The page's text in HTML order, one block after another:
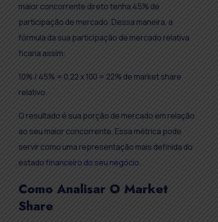
maior concorrente direto tenha 45% de
participação de mercado. Dessa maneira, a
fórmula da sua participação de mercado relativa
ficaria assim:
10% / 45% = 0,22 x 100 = 22% de market share
relativo.
O resultado é sua porção de mercado em relação
ao seu maior concorrente. Essa métrica pode
servir como uma representação mais definida do
estado financeiro do seu negócio.
Como Analisar O Market
Share